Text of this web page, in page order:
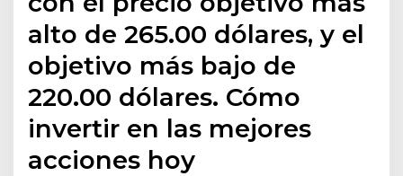
alto de 265.00 dólares, y el
objetivo más bajo de
220.00 dólares. Cómo
invertir en las mejores
acciones hoy